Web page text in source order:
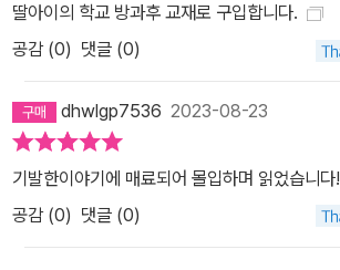
딸아이의 학교 방과후 교재로 구입합니다.
공감 (0) 댓글 (0)
dhwlgp7536 2023-08-23
기발한이야기에 매료되어 몰입하며 읽었습니다!
공감 (0) 댓글 (0)